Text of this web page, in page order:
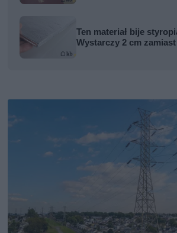
Ten materiał bije
Wystarczy 2 cm